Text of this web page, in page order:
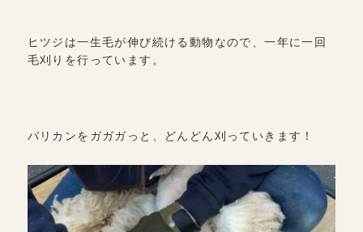
ヒツジは一生毛が伸び続ける動物なので、一年に一回
毛刈りを行っています。
バリカンをガガガっと、どんどん刈っていきます！